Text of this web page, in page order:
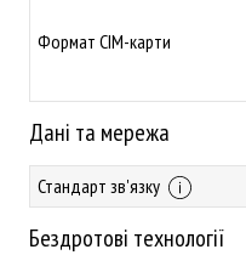
Формат СІМ-карти
Дані та мережа
Стандарт зв'язку
Бездротові технології